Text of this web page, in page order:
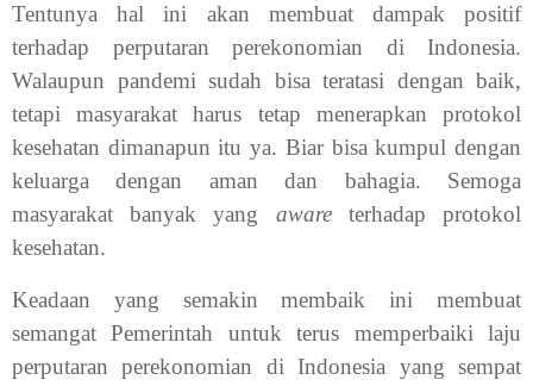
Tentunya hal ini akan membuat dampak positif
terhadap perputaran perekonomian di Indonesia.
Walaupun pandemi sudah bisa teratasi dengan baik,
tetapi masyarakat harus tetap menerapkan protokol
kesehatan dimanapun itu ya. Biar bisa kumpul dengan
keluarga dengan aman dan bahagia. Semoga
masyarakat banyak yang awareterhadap protokol
kesehatan.
Keadaan yang semakin membaik ini membuat
semangat Pemerintah untuk terus memperbaiki laju
perputaran perekonomian di Indonesia yang sempat